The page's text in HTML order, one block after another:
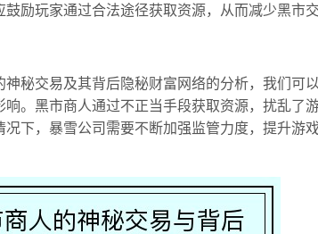
励玩家通过合法途径获取资源，从而减少黑市交
秘交易及其背后隐秘财富网络的分析，我们可
。黑市商人通过不正当手段获取资源，扰乱了
下，暴雪公司需要不断加强监管力度，提升游